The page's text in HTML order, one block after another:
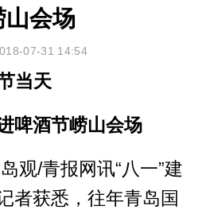
会场
07-31 14:54
当天
啤酒节崂山会场
观/青报网讯“八一”建
者获悉，往年青岛国